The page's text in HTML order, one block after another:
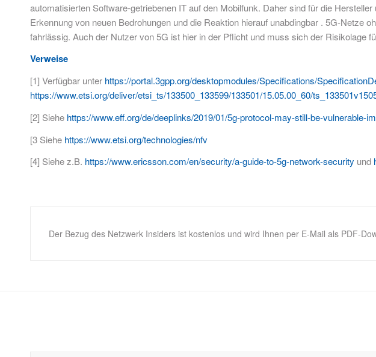
automatisierten Software-getriebenen IT auf den Mobilfunk. Daher sind für die
Erkennung von neuen Bedrohungen und die Reaktion hierauf unabdingbar . 5G-
fahrlässig. Auch der Nutzer von 5G ist hier in der Pflicht und muss sich der Risikolage
Verweise
[1] Verfügbar unter https://portal.3gpp.org/desktopmodules/Specifications/
https://www.etsi.org/deliver/etsi_ts/133500_133599/133501/15.05.00_60/
[2] Siehe https://www.eff.org/de/deeplinks/2019/01/5g-protocol-may-still-be-vulnerable-
[3 Siehe https://www.etsi.org/technologies/nfv
[4] Siehe z.B. https://www.ericsson.com/en/security/a-guide-to-5g-network-security und
Der Bezug des Netzwerk Insiders ist kostenlos und wird Ihnen per E-Mail als PDF-